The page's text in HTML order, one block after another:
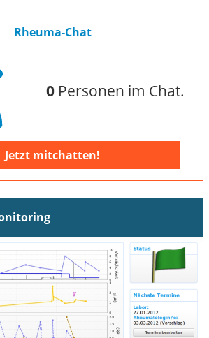
Rheuma-Chat
0Personen im Chat.
Jetzt mitchatten!